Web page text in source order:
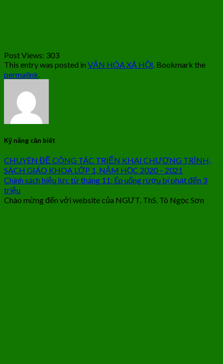
Post Views: 303
This entry was posted in VĂN HÓA XÃ HỘI. Bookmark the
permalink.
Kỹ năng cần biết
CHUYÊN ĐỀ CÔNG TÁC TRIỂN KHAI CHƯƠNG TRÌNH,
SÁCH GIÁO KHOA LỚP 1, NĂM HỌC 2020 – 2021
Chính sách hiệu lực từ tháng 11: Ép uống rượu bị phạt đến 3
triệu
Chào mừng đến với website của NGƯT. ThS. Tô Ngọc Sơn